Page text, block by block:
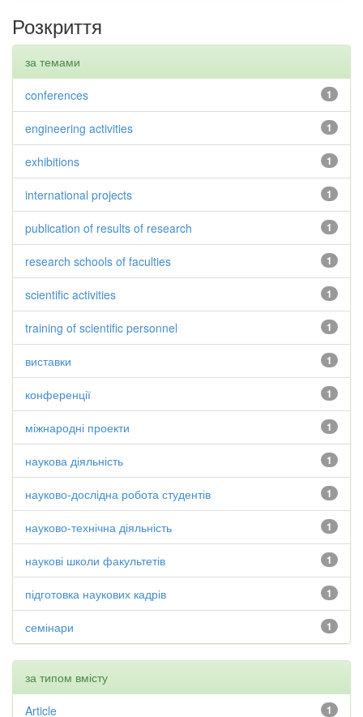
Розкриття
за темами
1
conferences
1
engineering activities
1
exhibitions
1
international projects
1
publication of results of research
1
research schools of faculties
1
scientific activities
1
training of scientific personnel
1
виставки
1
конференції
1
міжнародні проекти
1
наукова діяльність
1
науково-дослідна робота студентів
1
науково-технічна діяльність
1
наукові школи факультетів
1
підготовка наукових кадрів
1
семінари
за типом вмісту
1
Article